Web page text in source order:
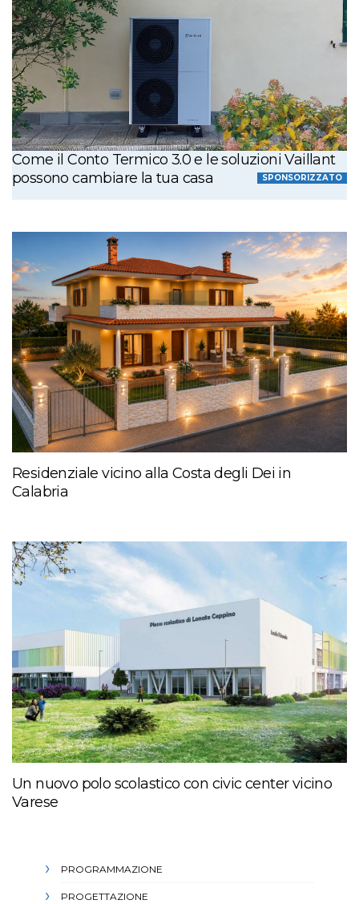
Come il Conto Termico 3.0 e le soluzioni Vaillant
possono cambiare la tua casa
SPONSORIZZATO
Residenziale vicino alla Costa degli Dei in
Calabria
Un nuovo polo scolastico con civic center vicino
Varese
PROGRAMMAZIONE
PROGETTAZIONE